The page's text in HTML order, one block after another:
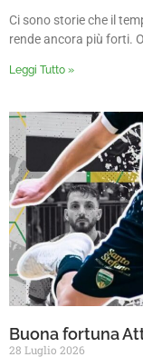
Ci sono storie che il
rende ancora più forti.
Leggi Tutto »
Buona fortuna
28 Luglio 2026